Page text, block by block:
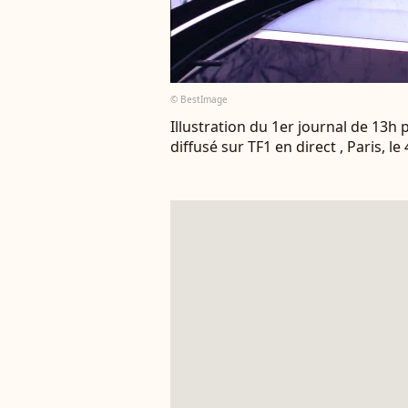
© BestImage
Illustration du 1er journal de 13h
diffusé sur TF1 en direct , Paris, le